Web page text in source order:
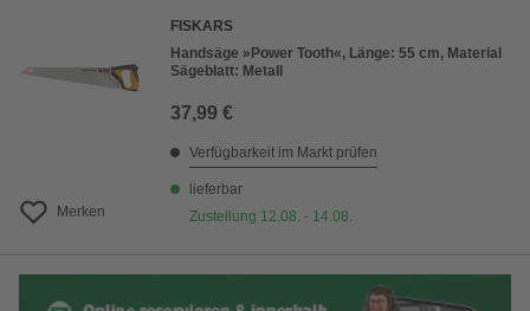
Merken
FISKARS
Handsäge »Power Tooth«, Länge: 55 cm, Material
Sägeblatt: Metall
37,99 €
Verfügbarkeit im Markt prüfen
lieferbar
Zustellung 12.08. - 14.08.